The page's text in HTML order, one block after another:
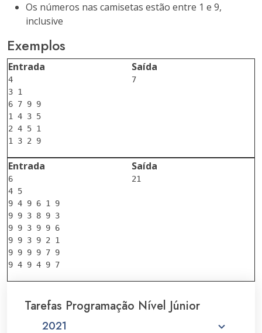
Os números nas camisetas estão entre 1 e 9,
inclusive
Exemplos
Entrada
4
3 1
6 7 9 9
1 4 3 5
2 4 5 1
Saída
7
Entrada
6
4 5
9 4 9 6 1 9
9 9 3 8 9 3
9 9 3 9 9 6
9 9 3 9 2 1
9 9 9 9 7 9
Saída
21
Tarefas Programação Nível Júnior
2021